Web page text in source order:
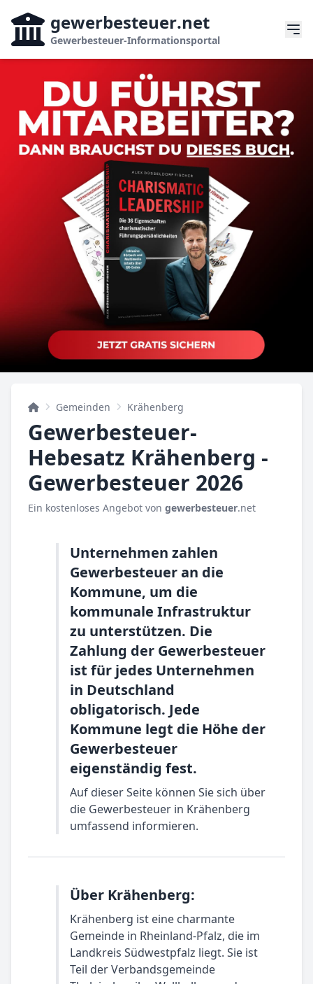
gewerbesteuer.net
Gewerbesteuer-Informationsportal
Gemeinden Krähenberg
Gewerbesteuer-
Hebesatz Krähenberg -
Gewerbesteuer 2026
Ein kostenloses Angebot von gewerbesteuer.net
Unternehmen zahlen
Gewerbesteuer an die
Kommune, um die
kommunale Infrastruktur
zu unterstützen. Die
Zahlung der Gewerbesteuer
ist für jedes Unternehmen
in Deutschland
obligatorisch. Jede
Kommune legt die Höhe der
Gewerbesteuer
eigenständig fest.
Auf dieser Seite können Sie sich über
die Gewerbesteuer in Krähenberg
umfassend informieren.
Über Krähenberg:
Krähenberg ist eine charmante
Gemeinde in Rheinland-Pfalz, die im
Landkreis Südwestpfalz liegt. Sie ist
Teil der Verbandsgemeinde